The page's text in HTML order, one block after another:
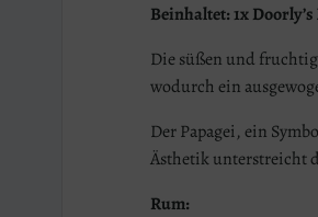
Beinhaltet: 1x
Die süßen und
wodurch ein
Der Papagei, ein
Ästhetik unterstreicht
Rum: